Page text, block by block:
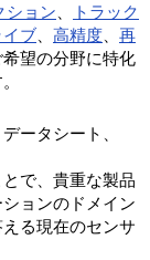
ション
トラック
イブ 高精度
再
望の分野に特化
ータシート、
で、貴重な製品
ョンのドメイン
る現在のセンサ